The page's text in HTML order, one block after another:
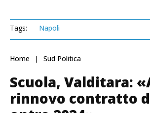
Tags: Napoli
Home Sud Politica
Scuola, Valditara:
rinnovo contratto